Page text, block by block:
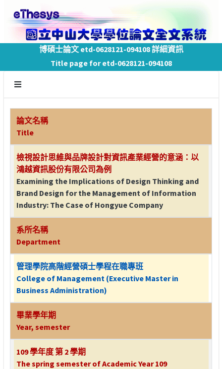
博碩士論文 etd-0628121-094108 詳細資訊
Title page for etd-0628121-094108
論文名稱
Title
檢視設計思維與品牌設計對資訊產業經營的意涵：以
鴻越資訊股份有限公司為例
Examining the Implications of Design Thinking and
Brand Design for the Management of Information
Industry: The Case of Hongyue Company
系所名稱
Department
管理學院高階經營碩士學程在職專班
College of Management (Executive Master in
Business Administration)
畢業學年期
Year, semester
109 學年度 第 2 學期
The spring semester of Academic Year 109